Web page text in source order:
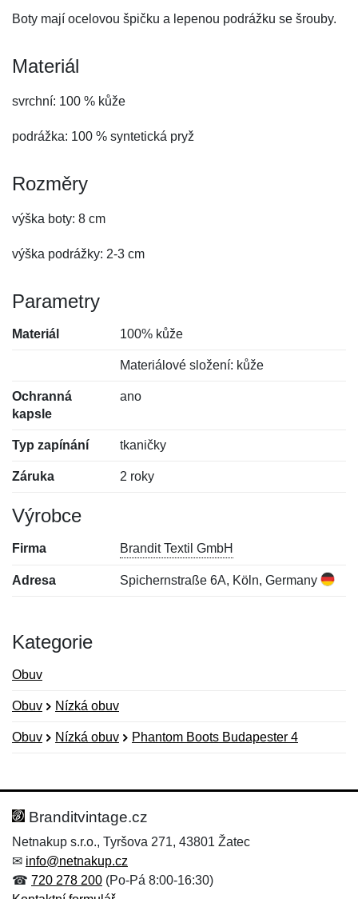
Boty mají ocelovou špičku a lepenou podrážku se šrouby.
Materiál
svrchní: 100 % kůže
podrážka: 100 % syntetická pryž
Rozměry
výška boty: 8 cm
výška podrážky: 2-3 cm
Parametry
Materiál 100% kůže
Materiálové složení: kůže
Ochranná
kapsle
ano
Typ zapínání tkaničky
Záruka 2 roky
Výrobce
Firma Brandit Textil GmbH
Adresa Spichernstraße 6A, Köln, Germany
Kategorie
Obuv
Obuv Nízká obuv
Obuv Nízká obuv Phantom Boots Budapester 4
Hodnocení:
Jméno: *
Jméno:
E-mail:*
Branditvintage.cz
Netnakup s.r.o., Tyršova 271, 43801 Žatec
✉ info@netnakup.cz
☎ 720 278 200 (Po-Pá 8:00-16:30)